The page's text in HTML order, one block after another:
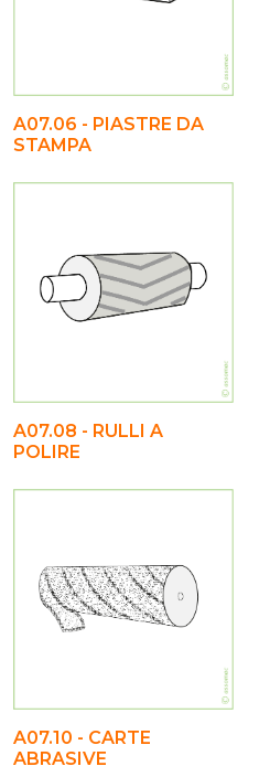
A07.06 - PIASTRE DA
STAMPA
A07.08 - RULLI A
POLIRE
A07.10 - CARTE
ABRASIVE